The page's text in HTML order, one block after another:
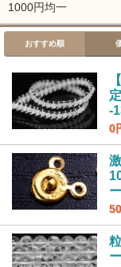
1000円均一
おすすめ順
-
0